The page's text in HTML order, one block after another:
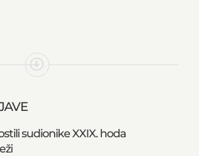
sudionike XXIX. hoda